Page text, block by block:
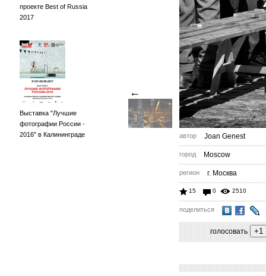
проекте Best of Russia
2017
Выставка "Лучшие
фотографии России -
2016" в Калининграде
←
автор Joan Genest
город Moscow
регион г. Москва
15 0 2510
поделиться
голосовать